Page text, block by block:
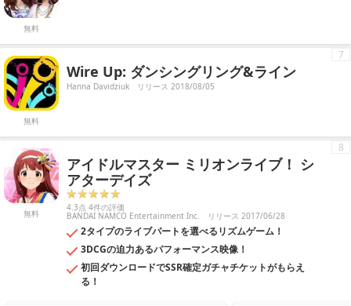
無料
無料
Wire Up: ダンシングリング&ライン
Hanna Davidziuk リリース 2018/08/05
7
無料
アイドルマスター ミリオンライブ！ シ
アターデイズ
4.3点 4件の評価
BANDAI NAMCO Entertainment Inc. リリース 2017/06/28
2タイプのライブパートを選べるリズムゲーム！
3DCGの迫力あるパフォーマンス映像！
初回ダウンロードでSSR確定ガチャチケットがもらえ
る！
8